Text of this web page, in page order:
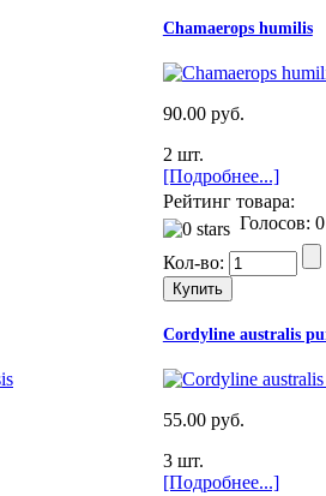
Chamaerops humilis
90.00 руб.
2 шт.
[Подробнее...]
Рейтинг товара:
Голосов: 0
Кол-во:
Cordyline australis
55.00 руб.
3 шт.
[Подробнее...]